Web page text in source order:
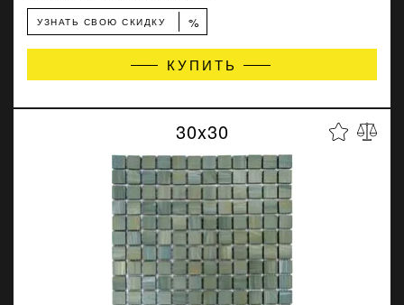
УЗНАТЬ СВОЮ СКИДКУ %
КУПИТЬ
30x30